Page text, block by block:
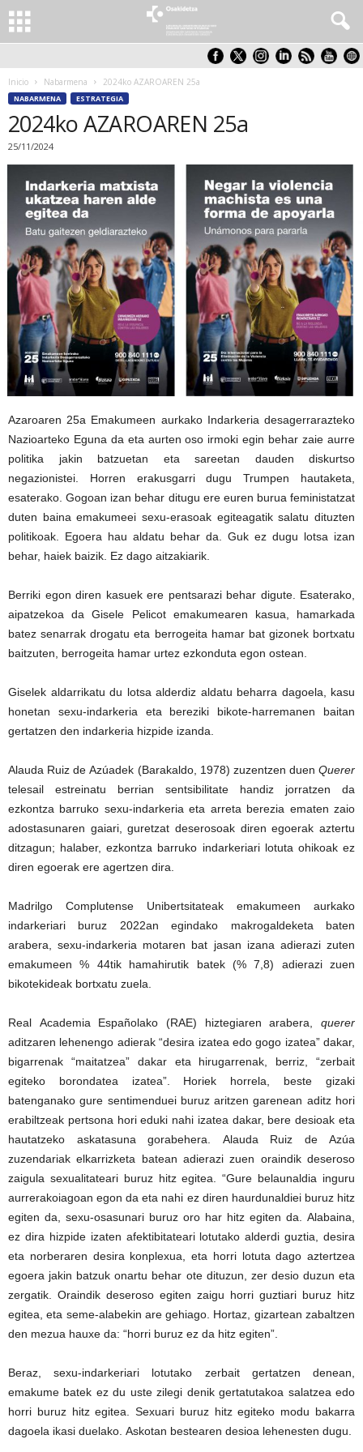
Inicio Nabarmena 2024ko AZAROAREN 25a
NABARMENA ESTRATEGIA
2024ko AZAROAREN 25a
25/11/2024
Azaroaren 25a Emakumeen aurkako Indarkeria desagerrarazteko
Nazioarteko Eguna da eta aurten oso irmoki egin behar zaie aurre
politika jakin batzuetan eta sareetan dauden diskurtso
negazionistei. Horren erakusgarri dugu Trumpen hautaketa,
esaterako. Gogoan izan behar ditugu ere euren burua feministatzat
duten baina emakumeei sexu-erasoak egiteagatik salatu dituzten
politikoak. Egoera hau aldatu behar da. Guk ez dugu lotsa izan
behar, haiek baizik. Ez dago aitzakiarik.
Berriki egon diren kasuek ere pentsarazi behar digute. Esaterako,
aipatzekoa da Gisele Pelicot emakumearen kasua, hamarkada
batez senarrak drogatu eta berrogeita hamar bat gizonek bortxatu
baitzuten, berrogeita hamar urtez ezkonduta egon ostean.
Giselek aldarrikatu du lotsa alderdiz aldatu beharra dagoela, kasu
honetan sexu-indarkeria eta bereziki bikote-harremanen baitan
gertatzen den indarkeria hizpide izanda.
Alauda Ruiz de Azúadek (Barakaldo, 1978) zuzentzen duen Querer
telesail estreinatu berrian sentsibilitate handiz jorratzen da
ezkontza barruko sexu-indarkeria eta arreta berezia ematen zaio
adostasunaren gaiari, guretzat deserosoak diren egoerak aztertu
ditzagun; halaber, ezkontza barruko indarkeriari lotuta ohikoak ez
diren egoerak ere agertzen dira.
Madrilgo Complutense Unibertsitateak emakumeen aurkako
indarkeriari buruz 2022an egindako makrogaldeketa baten
arabera, sexu-indarkeria motaren bat jasan izana adierazi zuten
emakumeen % 44tik hamahirutik batek (% 7,8) adierazi zuen
bikotekideak bortxatu zuela.
Real Academia Españolako (RAE) hiztegiaren arabera, querer
aditzaren lehenengo adierak “desira izatea edo gogo izatea” dakar,
bigarrenak “maitatzea” dakar eta hirugarrenak, berriz, “zerbait
egiteko borondatea izatea”. Horiek horrela, beste gizaki
batenganako gure sentimenduei buruz aritzen garenean aditz hori
erabiltzeak pertsona hori eduki nahi izatea dakar, bere desioak eta
hautatzeko askatasuna gorabehera. Alauda Ruiz de Azúa
zuzendariak elkarrizketa batean adierazi zuen oraindik deseroso
zaigula sexualitateari buruz hitz egitea. “Gure belaunaldia inguru
aurrerakoiagoan egon da eta nahi ez diren haurdunaldiei buruz hitz
egiten da, sexu-osasunari buruz oro har hitz egiten da. Alabaina,
ez dira hizpide izaten afektibitateari lotutako alderdi guztia, desira
eta norberaren desira konplexua, eta horri lotuta dago aztertzea
egoera jakin batzuk onartu behar ote dituzun, zer desio duzun eta
zergatik. Oraindik deseroso egiten zaigu horri guztiari buruz hitz
egitea, eta seme-alabekin are gehiago. Hortaz, gizartean zabaltzen
den mezua hauxe da: “horri buruz ez da hitz egiten”.
Beraz, sexu-indarkeriari lotutako zerbait gertatzen denean,
emakume batek ez du uste zilegi denik gertatutakoa salatzea edo
horri buruz hitz egitea. Sexuari buruz hitz egiteko modu bakarra
dagoela ikasi duelako. Askotan bestearen desioa lehenesten dugu.